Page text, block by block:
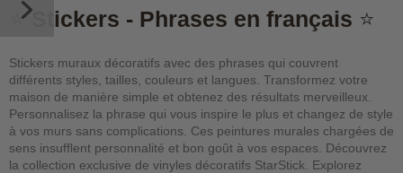
⭐Stickers - Phrases en français ⭐
Stickers muraux décoratifs avec des phrases qui couvrent
différents styles, tailles, couleurs et langues. Transformez votre
maison de manière simple et obtenez des résultats merveilleux.
Personnalisez la phrase qui vous inspire le plus et changez de style
à vos murs sans complications. Ces peintures murales chargées de
sens insufflent personnalité et bon goût à vos espaces. Découvrez
la collection exclusive de vinyles décoratifs StarStick. Explorez